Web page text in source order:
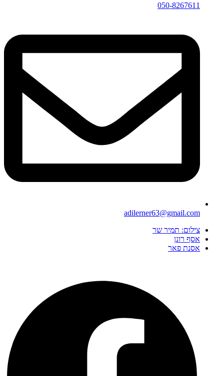
050-8267611
adilerner63@gmail.com
צילום: תמיר שר
אסף רונן
אסנת פאר